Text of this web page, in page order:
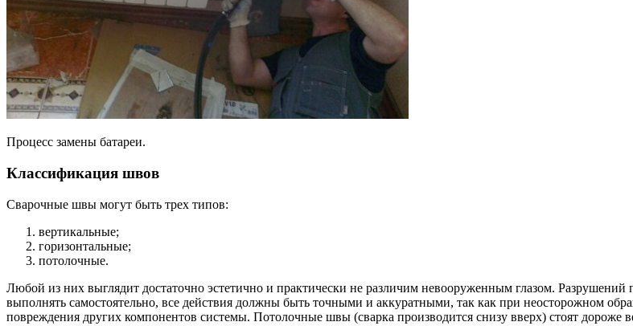
Процесс замены батареи.
Классификация швов
Сварочные швы могут быть трех типов:
вертикальные;
горизонтальные;
потолочные.
Любой из них выглядит достаточно эстетично и практически не различим невооруженным глазом. Разрушений
выполнять самостоятельно, все действия должны быть точными и аккуратными, так как при неосторожном
повреждения других компонентов системы. Потолочные швы (сварка производится снизу вверх) стоят дороже